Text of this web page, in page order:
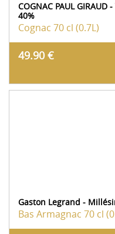
COGNAC PAUL
40%
Cognac 70 cl (0.7L)
49.90 €
Gaston Legrand -
Bas Armagnac 70 cl